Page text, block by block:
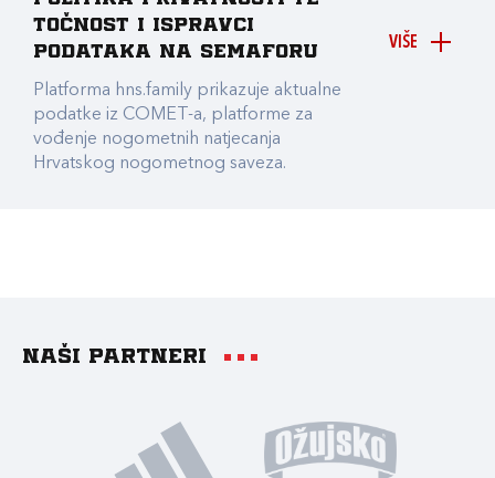
VIŠE
točnost i ispravci
podataka na Semaforu
Platforma hns.family prikazuje aktualne
podatke iz COMET-a, platforme za
vođenje nogometnih natjecanja
Hrvatskog nogometnog saveza.
Naši partneri